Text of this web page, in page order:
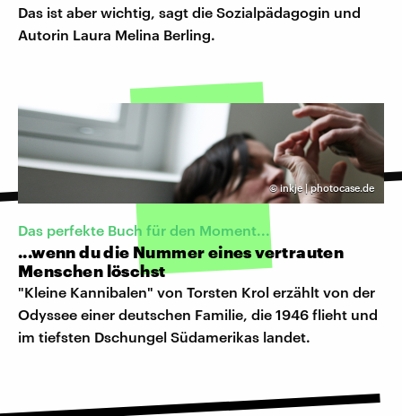
Das ist aber wichtig, sagt die Sozialpädagogin und
Autorin Laura Melina Berling.
©inkje | photocase.de
Das perfekte Buch für den Moment...
...wenn du die Nummer eines vertrauten
Menschen löschst
"Kleine Kannibalen" von Torsten Krol erzählt von der
Odyssee einer deutschen Familie, die 1946 flieht und
im tiefsten Dschungel Südamerikas landet.